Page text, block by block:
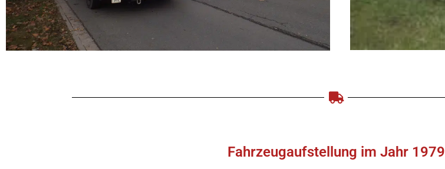
Fahrzeugaufstellung im Jahr 1979